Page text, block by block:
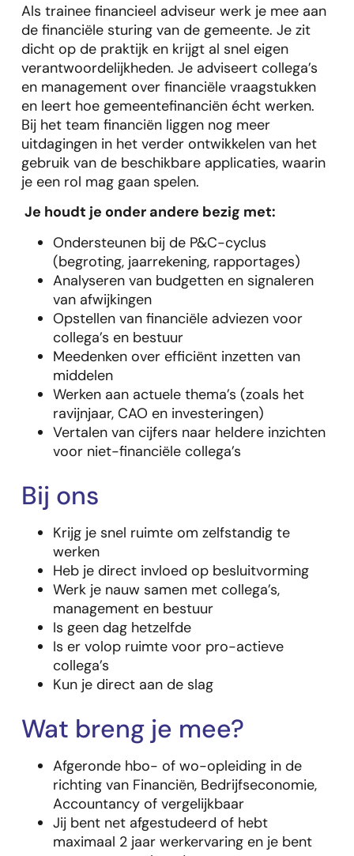
Als trainee financieel adviseur werk je mee aan
de financiële sturing van de gemeente. Je zit
dicht op de praktijk en krijgt al snel eigen
verantwoordelijkheden. Je adviseert collega’s
en management over financiële vraagstukken
en leert hoe gemeentefinanciën écht werken.
Bij het team financiën liggen nog meer
uitdagingen in het verder ontwikkelen van het
gebruik van de beschikbare applicaties, waarin
je een rol mag gaan spelen.
Je houdt je onder andere bezig met:
Ondersteunen bij de P&C-cyclus
(begroting, jaarrekening, rapportages)
Analyseren van budgetten en signaleren
van afwijkingen
Opstellen van financiële adviezen voor
collega’s en bestuur
Meedenken over efficiënt inzetten van
middelen
Werken aan actuele thema’s (zoals het
ravijnjaar, CAO en investeringen)
Vertalen van cijfers naar heldere inzichten
voor niet-financiële collega’s
Bij ons
Krijg je snel ruimte om zelfstandig te
werken
Heb je direct invloed op besluitvorming
Werk je nauw samen met collega’s,
management en bestuur
Is geen dag hetzelfde
Is er volop ruimte voor pro-actieve
collega’s
Kun je direct aan de slag
Wat breng je mee?
Afgeronde hbo- of wo-opleiding in de
richting van Financiën, Bedrijfseconomie,
Accountancy of vergelijkbaar
Jij bent net afgestudeerd of hebt
maximaal 2 jaar werkervaring en je bent